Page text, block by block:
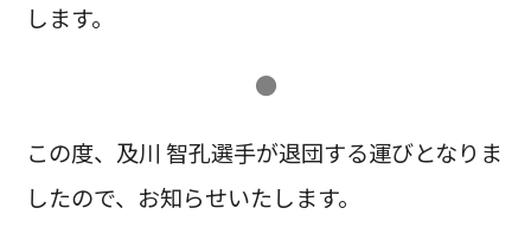
します。
●
この度、及川 智孔選手が退団する運びとなりま
したので、お知らせいたします。